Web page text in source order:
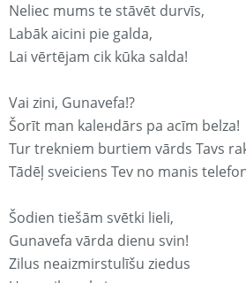
Neliec mums te stāvēt durvīs,
Labāk aicini pie galda,
Lai vērtējam cik kūka salda!
Vai zini, Gunavefa!?
Šorīt man kaleнdārs pa acīm belza!
Tur trekniem burtiem vārds Tavs
Tādēļ sveiciens Tev no manis
Šodien tiešām svētki lieli,
Gunavefa vārda dienu svin!
Zilus neaizmirstulīšu ziedus